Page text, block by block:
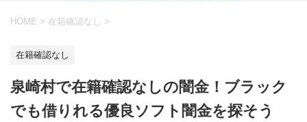
HOME > 在籍確認なし >
在籍確認なし
泉崎村で在籍確認なしの闇金！ブラック
でも借りれる優良ソフト闇金を探そう